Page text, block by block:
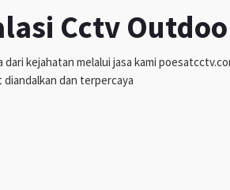
Cctv
kejahatan melalui jasa kami
dan terpercaya